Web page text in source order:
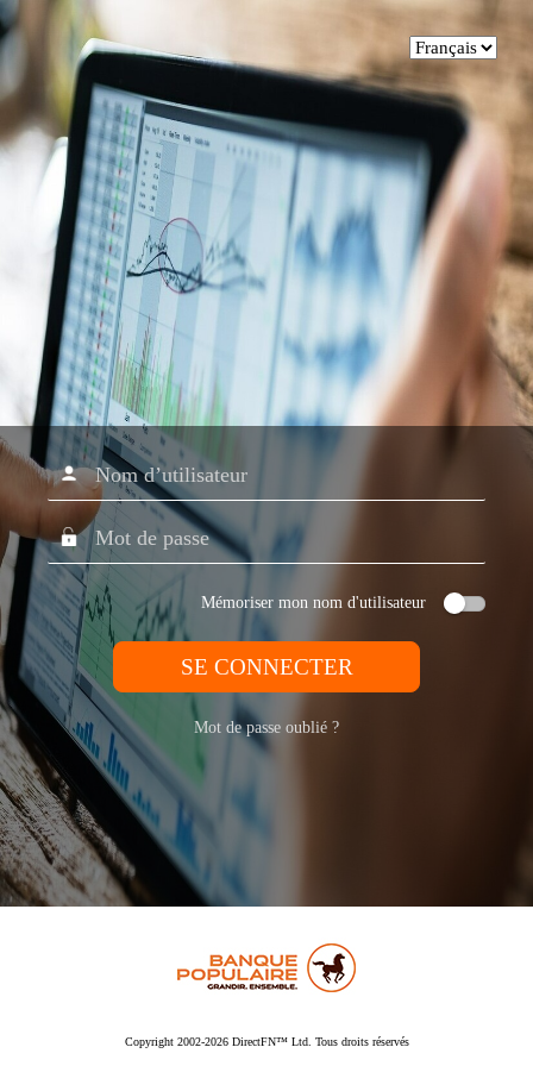
Mémoriser mon nom d'utilisateur
SE CONNECTER
Mot de passe oublié ?
Copyright 2002-2026 DirectFN™ Ltd. Tous droits réservés